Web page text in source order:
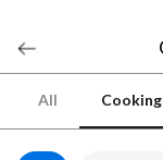
All